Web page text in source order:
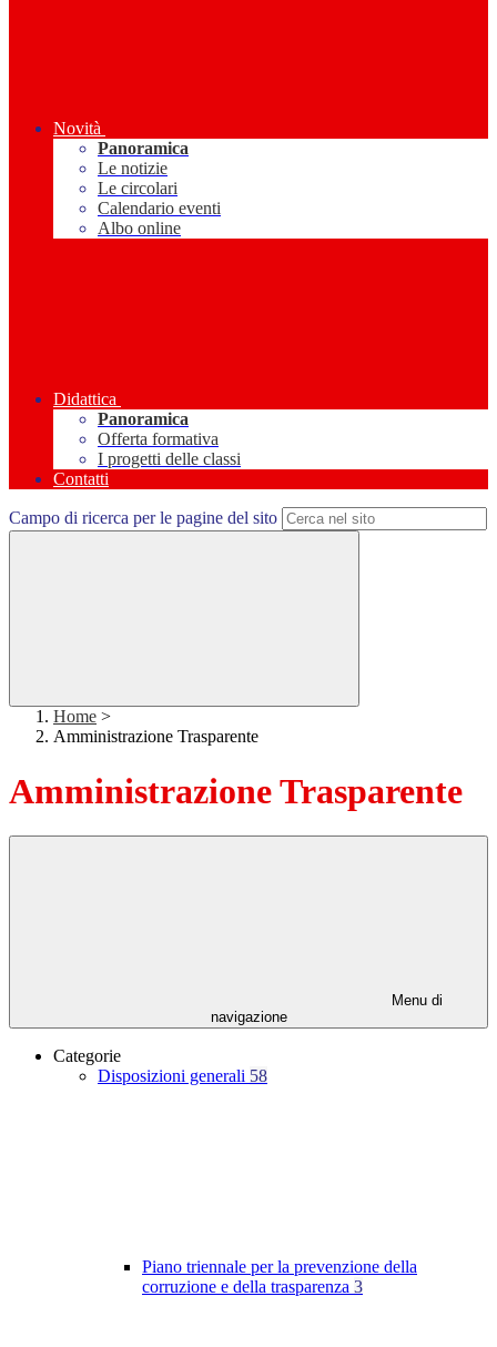
Novità
Panoramica
Le notizie
Le circolari
Calendario eventi
Albo online
Didattica
Panoramica
Offerta formativa
I progetti delle classi
Contatti
Campo di ricerca per le pagine del sito
Home >
Amministrazione Trasparente
Amministrazione Trasparente
Menu di
navigazione
Categorie
Disposizioni generali 58
Piano triennale per la prevenzione della
corruzione e della trasparenza 3